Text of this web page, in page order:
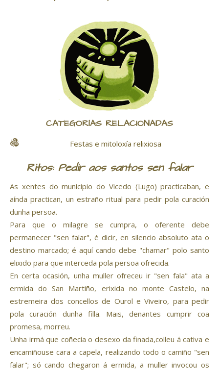
CATEGORÍAS RELACIONADAS
Festas e mitoloxía relixiosa
Ritos: Pedir aos santos sen falar
As xentes do municipio do Vicedo (Lugo) practicaban, e
aínda practican, un estraño ritual para pedir pola curación
dunha persoa.
Para que o milagre se cumpra, o oferente debe
permanecer "sen falar", é dicir, en silencio absoluto ata o
destino marcado; é aquí cando debe "chamar" polo santo
elixido para que interceda pola persoa ofrecida.
En certa ocasión, unha muller ofreceu ir "sen fala" ata a
ermida do San Martiño, erixida no monte Castelo, na
estremeira dos concellos de Ourol e Viveiro, para pedir
pola curación dunha filla. Mais, denantes cumprir coa
promesa, morreu.
Unha irmá que coñecía o desexo da finada,colleu á cativa e
encamiñouse cara a capela, realizando todo o camiño "sen
falar"; só cando chegaron á ermida, a muller invocou os